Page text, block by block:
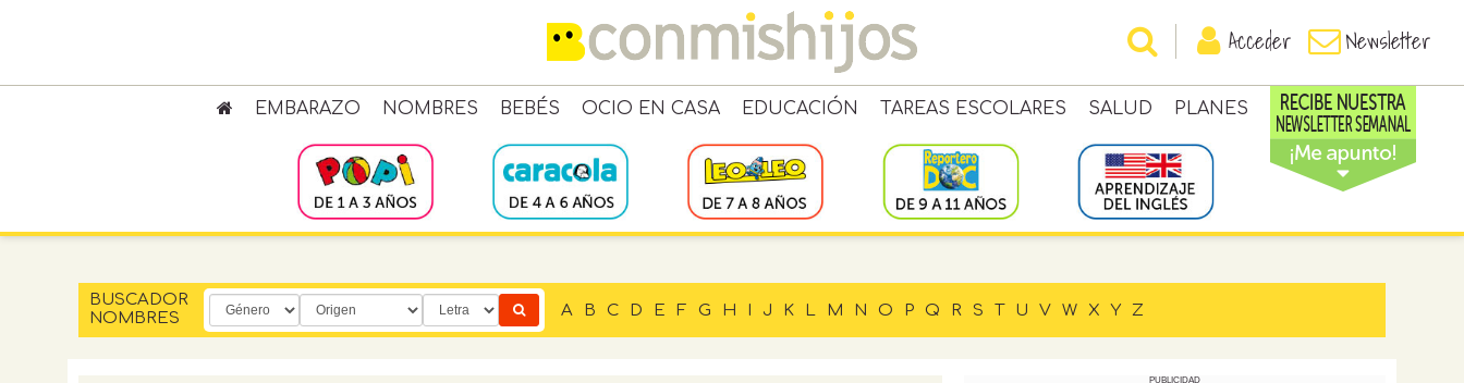
Acceder Newsletter
EMBARAZO NOMBRES BEBÉS OCIO EN CASA EDUCACIÓN TAREAS ESCOLARES SALUD PLANES
BUSCADOR
NOMBRES
A B C D E F G H I J K L M N O P Q R S T U V W X Y Z
PUBLICIDAD